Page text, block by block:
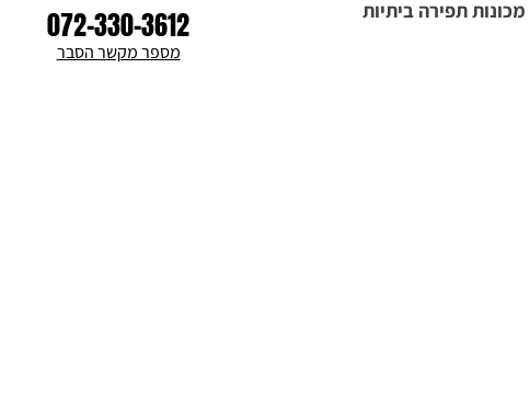
מכונות תפירה ביתיות
072-330-3612
מספר מקשר הסבר